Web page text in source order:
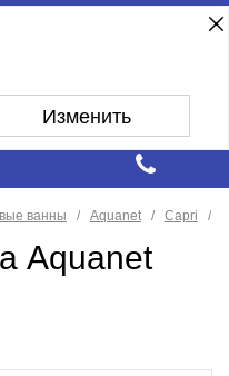
Изменить
ванны Aquanet Capri
Aquanet